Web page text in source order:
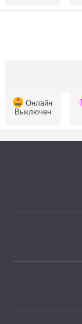
Онлайн
Выключен